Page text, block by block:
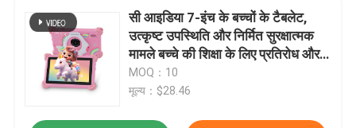
एंड्रॉयड टैबलेट पीसी
स्मार्ट टैबलेट पीसी
सी आइडिया 7-इंच के बच्चों के टैबलेट,
उत्कृष्ट उपस्थिति और निर्मित सुरक्षात्मक
मामले बच्चे की शिक्षा के लिए प्रतिरोध और
स्थायित्व CM88
MOQ：10
मूल्य：$28.46